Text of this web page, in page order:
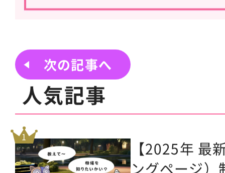
次の記事へ
人気記事
【2025年 最
ングページ）